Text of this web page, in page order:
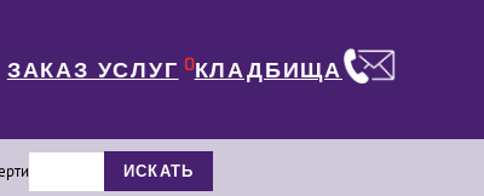
ЗАКАЗ УСЛУГ 0КЛАДБИЩА
ИСКАТЬ